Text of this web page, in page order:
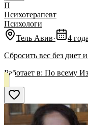
П
Психотерапевт
Психологи
Тель Авив·
4 года
Сбросить вес без диет
Работает в: По всему